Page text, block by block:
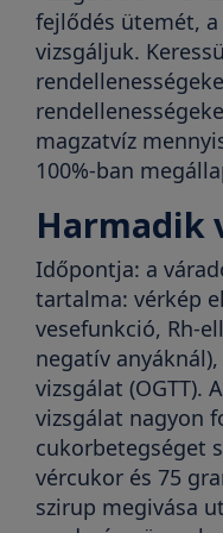
fejlődés ütemét,
vizsgáljuk.
magzatvíz
100%-ban
Harmadik
Időpontja: a
tartalma: vérkép
vesefunkció, Rh-
negatív
vizsgálat (OGTT).
vizsgálat nagyon
cukorbetegséget
vércukor és 75
szirup megivása